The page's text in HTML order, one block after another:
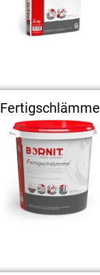
Fertigschlämme